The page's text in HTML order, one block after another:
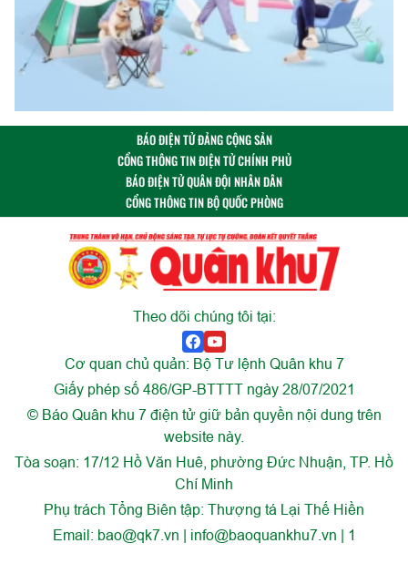
BÁO ĐIỆN TỬ ĐẢNG CỘNG SẢN
CỔNG THÔNG TIN ĐIỆN TỬ CHÍNH PHỦ
BÁO ĐIỆN TỬ QUÂN ĐỘI NHÂN DÂN
CỔNG THÔNG TIN BỘ QUỐC PHÒNG
Theo dõi chúng tôi tại:
Cơ quan chủ quản: Bộ Tư lệnh Quân khu 7
Giấy phép số 486/GP-BTTTT ngày 28/07/2021
© Báo Quân khu 7 điện tử giữ bản quyền nội dung trên
website này.
Tòa soạn: 17/12 Hồ Văn Huê, phường Đức Nhuận, TP. Hồ
Chí Minh
Phụ trách Tổng Biên tập: Thượng tá Lại Thế Hiền
Email: bao@qk7.vn | info@baoquankhu7.vn | 1